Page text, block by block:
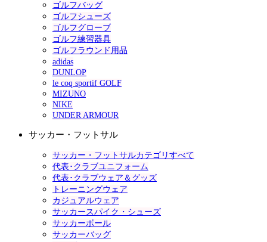
ゴルフバッグ
ゴルフシューズ
ゴルフグローブ
ゴルフ練習器具
ゴルフラウンド用品
adidas
DUNLOP
le coq sportif GOLF
MIZUNO
NIKE
UNDER ARMOUR
サッカー・フットサル
サッカー・フットサルカテゴリすべて
代表･クラブユニフォーム
代表･クラブウェア＆グッズ
トレーニングウェア
カジュアルウェア
サッカースパイク・シューズ
サッカーボール
サッカーバッグ